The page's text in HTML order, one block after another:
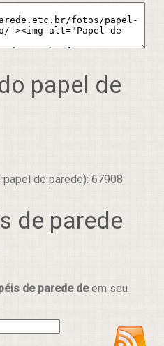
papel de
de parede): 67908
de parede
de parede deem seu